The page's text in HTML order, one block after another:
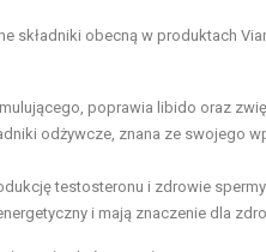
składniki obecną w produktach
poprawia libido oraz
odżywcze , znana ze swojego
testosteronu i zdrowie spermy.
i mają znaczenie dla